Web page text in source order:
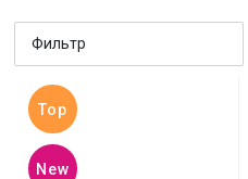
Фильтр
Top
New